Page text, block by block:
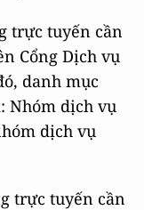
trực tuyến cần
Cổng Dịch vụ
danh mục
Nhóm dịch vụ
dịch vụ
trực tuyến cần